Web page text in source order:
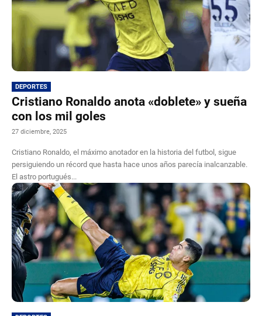
DEPORTES
Cristiano Ronaldo anota «doblete» y sueña
con los mil goles
27 diciembre, 2025
Cristiano Ronaldo, el máximo anotador en la historia del futbol, sigue
persiguiendo un récord que hasta hace unos años parecía inalcanzable.
El astro portugués...